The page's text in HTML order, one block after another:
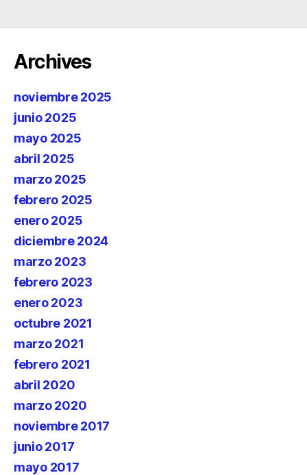
Archives
noviembre 2025
junio 2025
mayo 2025
abril 2025
marzo 2025
febrero 2025
enero 2025
diciembre 2024
marzo 2023
febrero 2023
enero 2023
octubre 2021
marzo 2021
febrero 2021
abril 2020
marzo 2020
noviembre 2017
junio 2017
mayo 2017